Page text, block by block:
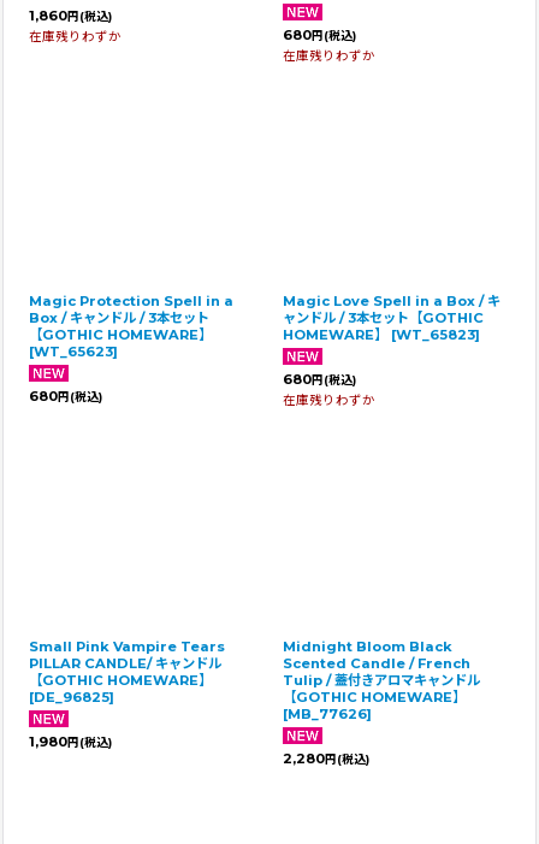
1,860円 (税込)
在庫残りわずか 680円 (税込)
在庫残りわずか
Magic Protection Spell in a
Box / キャンドル / 3本セット
【GOTHIC HOMEWARE】
[WT_65623]
680円 (税込)
Magic Love Spell in a Box / キ
ャンドル / 3本セット【GOTHIC
HOMEWARE】
[WT_65823]
680円 (税込)
在庫残りわずか
Small Pink Vampire Tears
PILLAR CANDLE/ キャンドル
【GOTHIC HOMEWARE】
[DE_96825]
1,980円 (税込)
Midnight Bloom Black
Scented Candle / French
Tulip / 蓋付きアロマキャンドル
【GOTHIC HOMEWARE】
[MB_77626]
2,280円 (税込)